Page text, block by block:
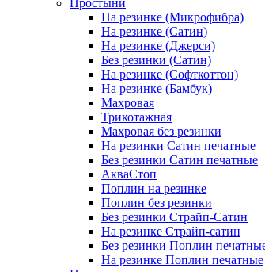
Простыни
На резинке (Микрофибра)
На резинке (Сатин)
На резинке (Джерси)
Без резинки (Сатин)
На резинке (Софткоттон)
На резинке (Бамбук)
Махровая
Трикотажная
Махровая без резинки
На резинки Сатин печатные
Без резинки Сатин печатные
АкваСтоп
Поплин на резинке
Поплин без резинки
Без резинки Страйп-Сатин
На резинке Страйп-сатин
Без резинки Поплин
На резинке Поплин печатные